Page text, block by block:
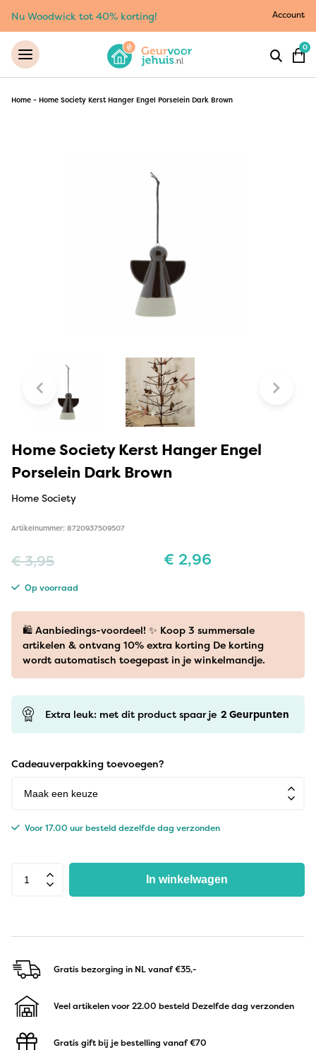
Nu Woodwick tot 40% korting! Account
0
Home - Home Society Kerst Hanger Engel Porselein Dark Brown
Home Society Kerst Hanger Engel
Porselein Dark Brown
Home Society
Artikelnummer: 8720937509507
€3,95 € 2,96
Op voorraad
🛍️ Aanbiedings-voordeel! ✨ Koop 3 summersale
artikelen & ontvang 10% extra korting De korting
wordt automatisch toegepast in je winkelmandje.
Extra leuk: met dit product spaar je 2 Geurpunten
Cadeauverpakking toevoegen?
Voor 17.00 uur besteld dezelfde dag verzonden
In winkelwagen
Gratis bezorging in NLvanaf €35,-
Veel artikelen voor 22.00 besteld Dezelfde dag verzonden
Gratis gift bij je bestelling vanaf €70